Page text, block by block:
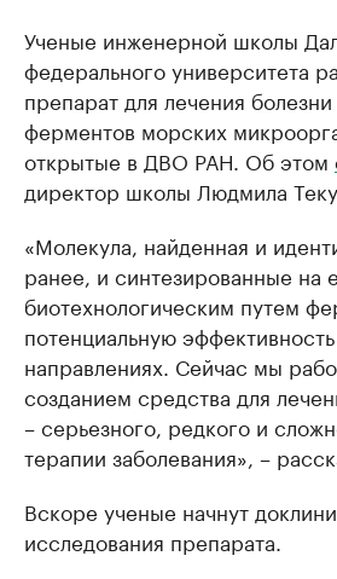
Ученые инженерной школы
федерального университета
препарат для лечения
ферментов морских
открытые в ДВО РАН. Об этом
директор школы Людмила
«Молекула, найденная и
ранее, и синтезированные на
биотехнологическим путем
потенциальную
направлениях. Сейчас мы
созданием средства для
– серьезного, редкого и
терапии заболевания», –
Вскоре ученые начнут
исследования препарата.